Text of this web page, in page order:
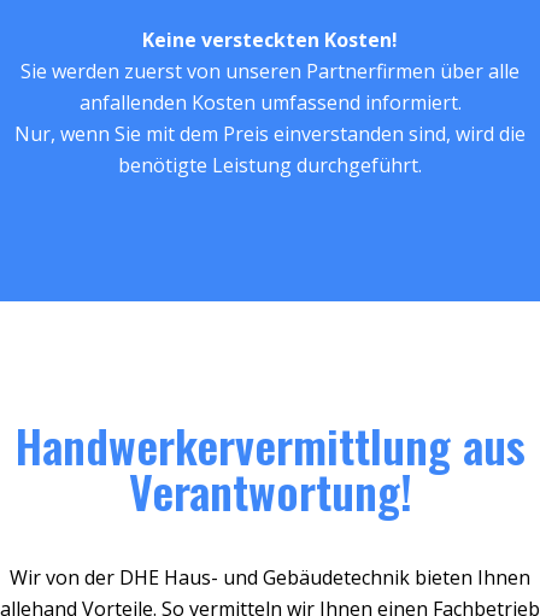
Keine versteckten Kosten!
Sie werden zuerst von unseren Partnerfirmen über alle
anfallenden Kosten umfassend informiert.
Nur, wenn Sie mit dem Preis einverstanden sind, wird die
benötigte Leistung durchgeführt.
Handwerkervermittlung aus
Verantwortung!
Wir von der DHE Haus- und Gebäudetechnik bieten Ihnen
allehand Vorteile. So vermitteln wir Ihnen einen Fachbetrieb